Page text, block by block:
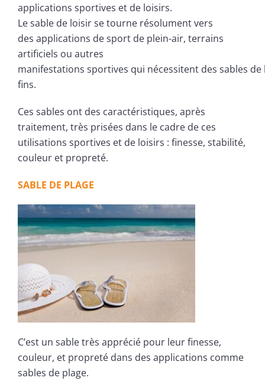
applications sportives et de loisirs.
Le sable de loisir se tourne résolument vers
des applications de sport de plein-air, terrains
artificiels ou autres
manifestations sportives qui nécessitent des sables
fins.
Ces sables ont des caractéristiques, après
traitement, très prisées dans le cadre de ces
utilisations sportives et de loisirs : finesse, stabilité,
couleur et propreté.
SABLE DE PLAGE
C’est un sable très apprécié pour leur finesse,
couleur, et propreté dans des applications comme
sables de plage.